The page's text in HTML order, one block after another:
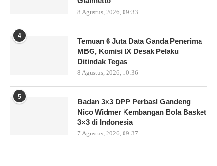
8 Agustus, 2026, 09:33
4
Temuan 6 Juta Data Ganda Penerima
MBG, Komisi IX Desak Pelaku
Ditindak Tegas
8 Agustus, 2026, 10:36
5
Badan 3×3 DPP Perbasi Gandeng
Nico Widmer Kembangan Bola Basket
3×3 di Indonesia
7 Agustus, 2026, 09:37